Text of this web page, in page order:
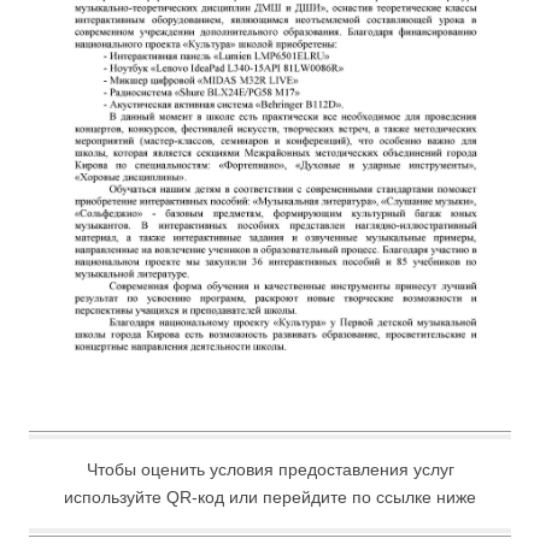
Чтобы оценить условия предоставления услуг
используйте QR-код или перейдите по ссылке ниже